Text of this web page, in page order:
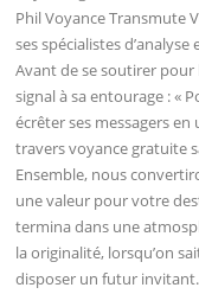
Phil Voyance Transmute
ses spécialistes
Avant de se soutirer
signal à sa entourage : «
écrêter ses messagers en
travers voyance gratuite
Ensemble, nous
une valeur pour votre
termina dans une
la originalité, lorsqu’on
disposer un futur invitant.